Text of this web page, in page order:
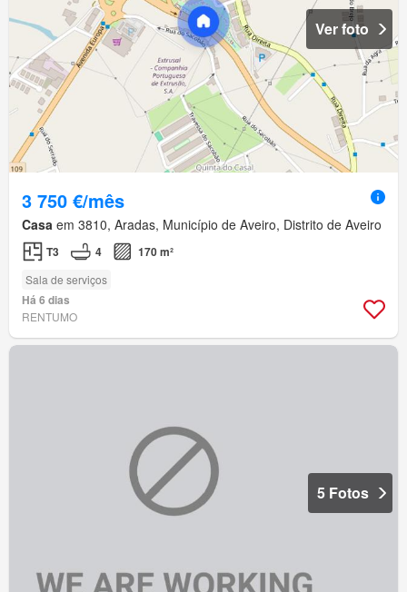
Ver foto
3 750 €/mês
Casa em 3810, Aradas, Município de Aveiro, Distrito de Aveiro
T3 4 170 m²
Sala de serviços
Há 6 dias
RENTUMO
5 Fotos